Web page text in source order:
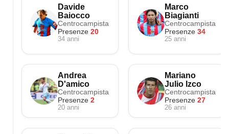
Davide
Baiocco
Centrocampista
Presenze 20
34 anni
Marco
Biagianti
Centrocampista
Presenze34
25 anni
Andrea
D'amico
Centrocampista
Presenze 2
20 anni
Mariano
Julio Izco
Centrocampista
Presenze27
26 anni